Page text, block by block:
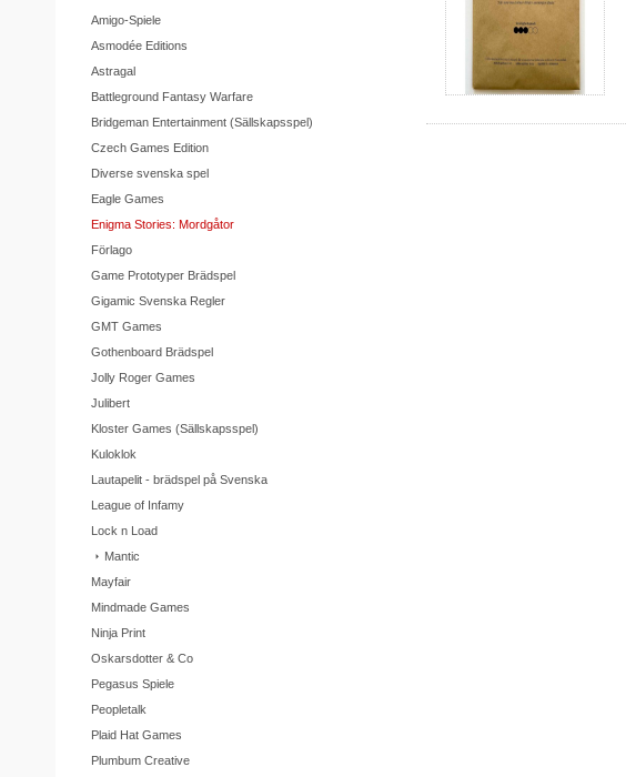
Amigo-Spiele
Asmodée Editions
Astragal
Battleground Fantasy Warfare
Bridgeman Entertainment (Sällskapsspel)
Czech Games Edition
Diverse svenska spel
Eagle Games
Enigma Stories: Mordgåtor
Förlago
Game Prototyper Brädspel
Gigamic Svenska Regler
GMT Games
Gothenboard Brädspel
Jolly Roger Games
Julibert
Kloster Games (Sällskapsspel)
Kuloklok
Lautapelit - brädspel på Svenska
League of Infamy
Lock n Load
Mantic
Mayfair
Mindmade Games
Ninja Print
Oskarsdotter & Co
Pegasus Spiele
Peopletalk
Plaid Hat Games
Plumbum Creative